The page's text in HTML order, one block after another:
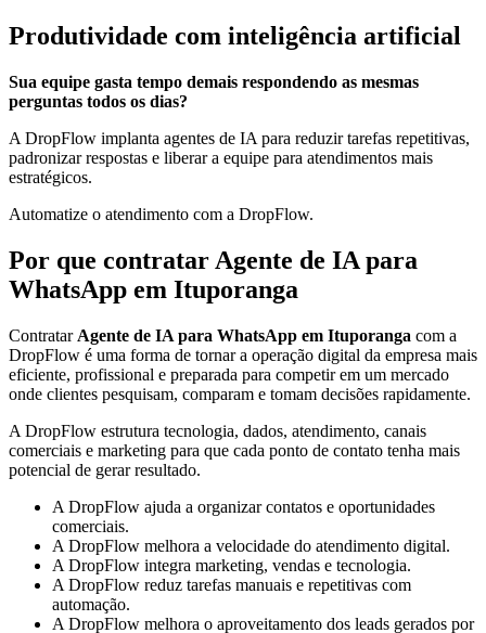
Produtividade com inteligência artificial
Sua equipe gasta tempo demais respondendo as mesmas
perguntas todos os dias?
A DropFlow implanta agentes de IA para reduzir tarefas repetitivas,
padronizar respostas e liberar a equipe para atendimentos mais
estratégicos.
Automatize o atendimento com a DropFlow.
Por que contratar Agente de IA para
WhatsApp em Ituporanga
Contratar Agente de IA para WhatsApp em Ituporanga com a
DropFlow é uma forma de tornar a operação digital da empresa mais
eficiente, profissional e preparada para competir em um mercado
onde clientes pesquisam, comparam e tomam decisões rapidamente.
A DropFlow estrutura tecnologia, dados, atendimento, canais
comerciais e marketing para que cada ponto de contato tenha mais
potencial de gerar resultado.
A DropFlow ajuda a organizar contatos e oportunidades
comerciais.
A DropFlow melhora a velocidade do atendimento digital.
A DropFlow integra marketing, vendas e tecnologia.
A DropFlow reduz tarefas manuais e repetitivas com
automação.
A DropFlow melhora o aproveitamento dos leads gerados por